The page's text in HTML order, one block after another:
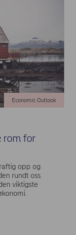
Economic Outlook
rom for
opp og
rundt oss.
viktigste